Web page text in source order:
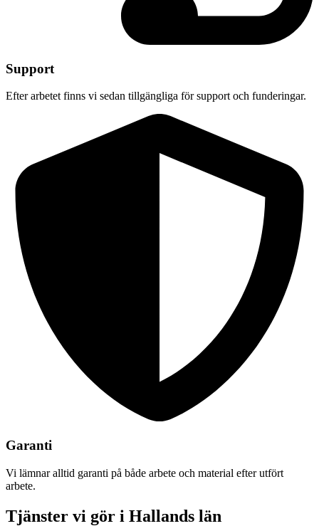
Support
Efter arbetet finns vi sedan tillgängliga för support och funderingar.
Garanti
Vi lämnar alltid garanti på både arbete och material efter utfört
arbete.
Tjänster vi gör i Hallands län